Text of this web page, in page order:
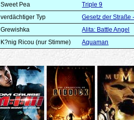
Sweet Pea
Triple 9
verdächtiger Typ
Gesetz der Straße
Grewishka
Alita: Battle Angel
K?nig Ricou (nur Stimme) Aquaman